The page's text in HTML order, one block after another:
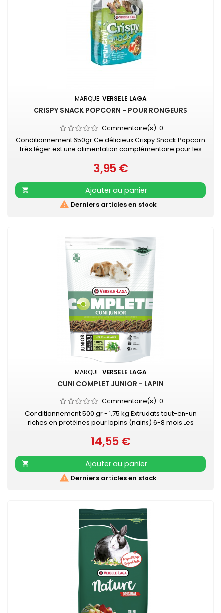
MARQUE: VERSELE LAGA
CRISPY SNACK POPCORN - POUR RONGEURS
Commentaire(s): 0
Conditionnement 650gr Ce délicieux Crispy Snack Popcorn
très léger est une alimentation complémentaire pour les
légumes, des flocons croquants et des céréales
soufflées…
Prix
3,95 €

Ajouter au panier
 Derniers articles en stock
MARQUE: VERSELE LAGA
CUNI COMPLET JUNIOR - LAPIN
Commentaire(s): 0
Conditionnement 500 gr - 1,75 kg Extrudats tout-en-un
riches en protéines pour lapins (nains) 6-8 mois Les
alimentaire sélectif. De cette façon, votre jeune lapin reçoit
tous les nutriments essentiels et pourra-t-il rester en
parfaite santé. L'aliment sans céréales avec des fibres
longues contient une...
Prix
14,55 €

Ajouter au panier
 Derniers articles en stock